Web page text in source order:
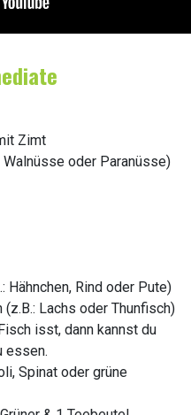
Zimt
oder Paranüsse)
Hähnchen, Rind oder Pute)
Lachs oder Thunfisch)
isst, dann kannst du
essen.
Spinat oder grüne